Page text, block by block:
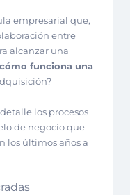
empresarial que,
entre
alcanzar una
cómo funciona una
los procesos
de negocio que
los últimos años a